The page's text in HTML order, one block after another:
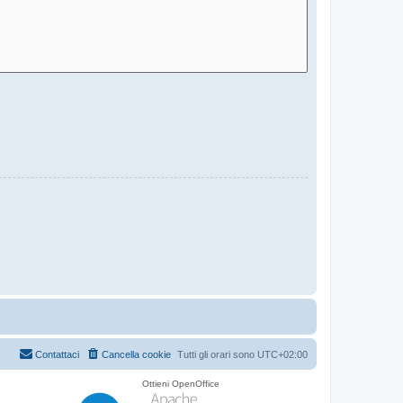
Tutti gli orari sono UTC+02:00
Cancella cookie
Contattaci
Ottieni OpenOffice